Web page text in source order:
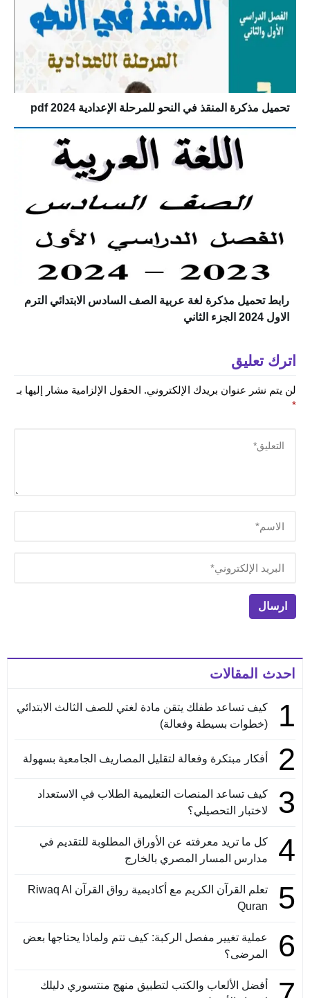
تحميل مذكرة المنقذ في النحو للمرحلة الإعدادية 2024 pdf
رابط تحميل مذكرة لغة عربية الصف السادس الابتدائي الترم
الاول 2024 الجزء الثاني
اترك تعليق
لن يتم نشر عنوان بريدك الإلكتروني. الحقول الإلزامية مشار إليها بـ
*
احدث المقالات
1
كيف تساعد طفلك يتقن مادة لغتي للصف الثالث الابتدائي
(خطوات بسيطة وفعالة)
2 أفكار مبتكرة وفعالة لتقليل المصاريف الجامعية بسهولة
3
كيف تساعد المنصات التعليمية الطلاب في الاستعداد
لاختبار التحصيلي؟
4
كل ما تريد معرفته عن الأوراق المطلوبة للتقديم في
مدارس المسار المصري بالخارج
5
تعلم القرآن الكريم مع أكاديمية رواق القرآن Riwaq Al
Quran
6
عملية تغيير مفصل الركبة: كيف تتم ولماذا يحتاجها بعض
المرضى؟
أفضل الألعاب والكتب لتطبيق منهج منتسوري دليلك